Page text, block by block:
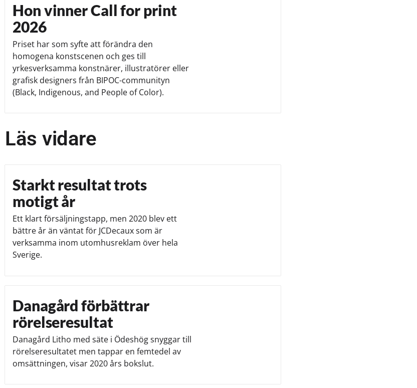
Hon vinner Call for print
2026
Priset har som syfte att förändra den
homogena konstscenen och ges till
yrkesverksamma konstnärer, illustratörer eller
grafisk designers från BIPOC-communityn
(Black, Indigenous, and People of Color).
Läs vidare
Starkt resultat trots
motigt år
Ett klart försäljningstapp, men 2020 blev ett
bättre år än väntat för JCDecaux som är
verksamma inom utomhusreklam över hela
Sverige.
Danagård förbättrar
rörelseresultat
Danagård Litho med säte i Ödeshög snyggar till
rörelseresultatet men tappar en femtedel av
omsättningen, visar 2020 års bokslut.